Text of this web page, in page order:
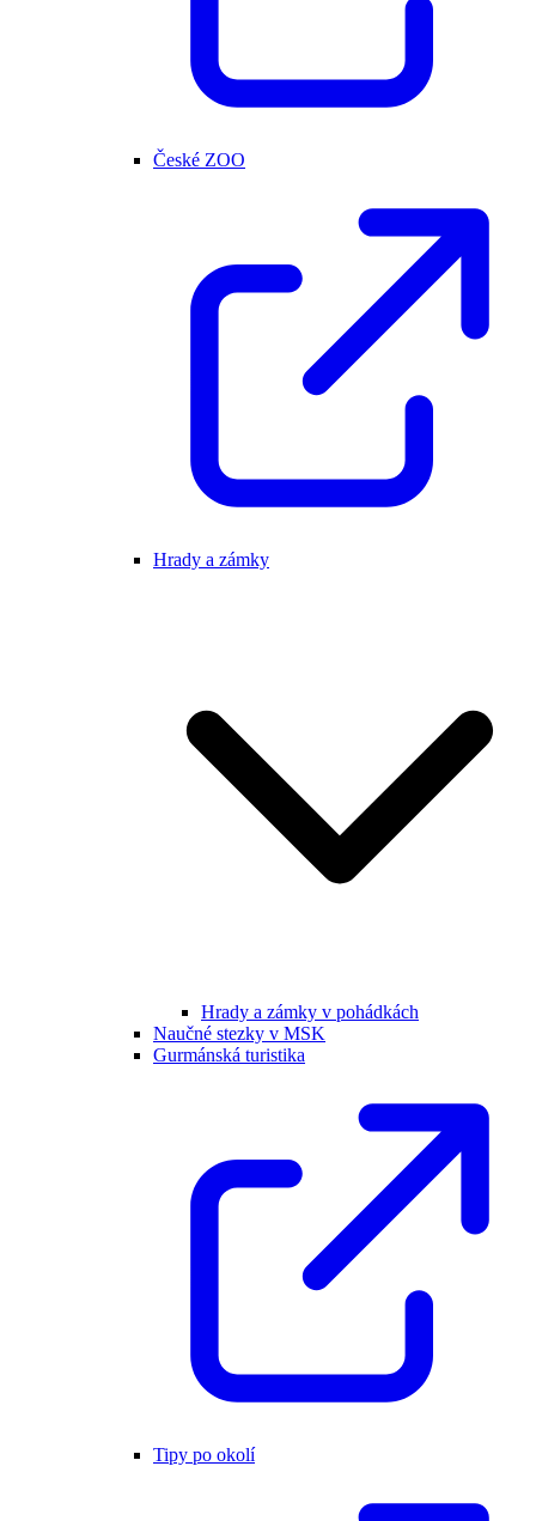
České ZOO
Hrady a zámky
Hrady a zámky v pohádkách
Naučné stezky v MSK
Gurmánská turistika
Tipy po okolí